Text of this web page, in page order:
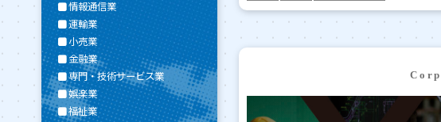
情報通信業
運輸業
小売業
金融業
専門・技術サービス業
娯楽業
福祉業